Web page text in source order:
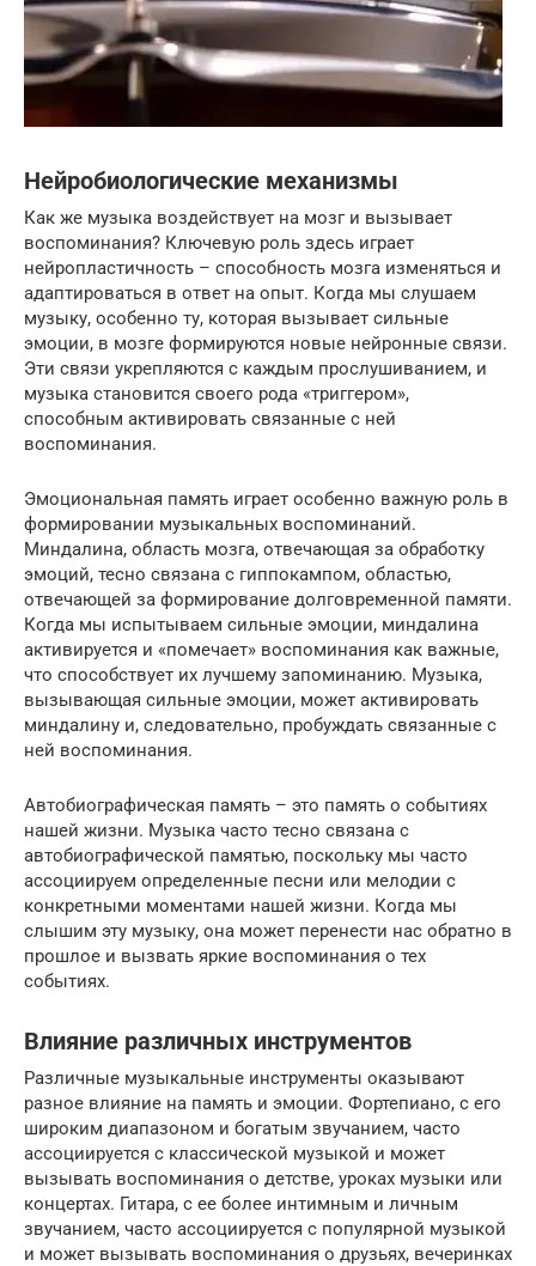
Нейробиологические механизмы
Как же музыка воздействует на мозг и вызывает
воспоминания? Ключевую роль здесь играет
нейропластичность – способность мозга изменяться и
адаптироваться в ответ на опыт. Когда мы слушаем
музыку, особенно ту, которая вызывает сильные
эмоции, в мозге формируются новые нейронные связи.
Эти связи укрепляются с каждым прослушиванием, и
музыка становится своего рода «триггером»,
способным активировать связанные с ней
воспоминания.
Эмоциональная память играет особенно важную роль в
формировании музыкальных воспоминаний.
Миндалина, область мозга, отвечающая за обработку
эмоций, тесно связана с гиппокампом, областью,
отвечающей за формирование долговременной памяти.
Когда мы испытываем сильные эмоции, миндалина
активируется и «помечает» воспоминания как важные,
что способствует их лучшему запоминанию. Музыка,
вызывающая сильные эмоции, может активировать
миндалину и, следовательно, пробуждать связанные с
ней воспоминания.
Автобиографическая память – это память о событиях
нашей жизни. Музыка часто тесно связана с
автобиографической памятью, поскольку мы часто
ассоциируем определенные песни или мелодии с
конкретными моментами нашей жизни. Когда мы
слышим эту музыку, она может перенести нас обратно в
прошлое и вызвать яркие воспоминания о тех
событиях.
Влияние различных инструментов
Различные музыкальные инструменты оказывают
разное влияние на память и эмоции. Фортепиано, с его
широким диапазоном и богатым звучанием, часто
ассоциируется с классической музыкой и может
вызывать воспоминания о детстве, уроках музыки или
концертах. Гитара, с ее более интимным и личным
звучанием, часто ассоциируется с популярной музыкой
и может вызывать воспоминания о друзьях, вечеринках